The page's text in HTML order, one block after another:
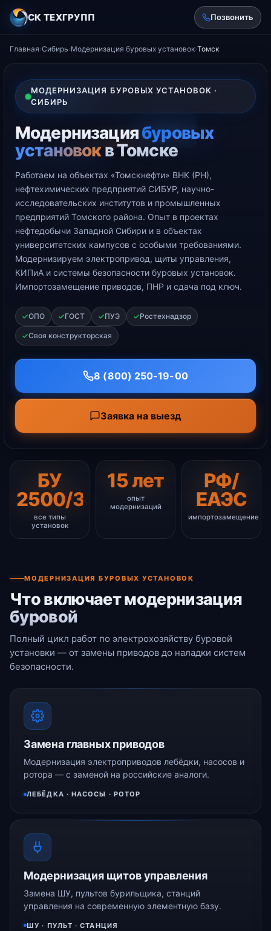
СК ТЕХГРУПП Позвонить
Главная›Сибирь›Модернизация буровых установок›Томск
МОДЕРНИЗАЦИЯ БУРОВЫХ УСТАНОВОК ·
СИБИРЬ
Модернизациябуровых
установок в Томске
Работаем на объектах «Томскнефти» ВНК (РН),
нефтехимических предприятий СИБУР, научно-
исследовательских институтов и промышленных
предприятий Томского района. Опыт в проектах
нефтедобычи Западной Сибири и в объектах
университетских кампусов с особыми требованиями.
Модернизируем электропривод, щиты управления,
КИПиА и системы безопасности буровых установок.
Импортозамещение приводов, ПНР и сдача под ключ.
ОПО ГОСТ ПУЭ Ростехнадзор
Своя конструкторская
8 (800) 250-19-00
Заявка на выезд
БУ
2500/3000/4500
все типы
установок
15 лет
опыт
модернизаций
РФ/
ЕАЭС
импортозамещение
МОДЕРНИЗАЦИЯ БУРОВЫХ УСТАНОВОК
Что включает модернизация
буровой
Полный цикл работ по электрохозяйству буровой
установки — от замены приводов до наладки систем
безопасности.
Замена главных приводов
Модернизация электроприводов лебёдки, насосов и
ротора — с заменой на российские аналоги.
ЛЕБЁДКА · НАСОСЫ · РОТОР
Модернизация щитов управления
Замена ШУ, пультов бурильщика, станций
управления на современную элементную базу.
ШУ · ПУЛЬТ · СТАНЦИЯ